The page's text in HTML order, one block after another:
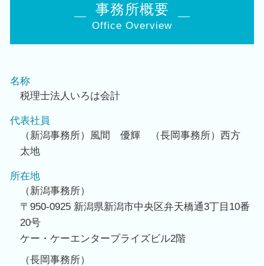
事務所概要
Office Overview
名称
税理士法人いろは会計
代表社員
（新潟事務所）風間 優輝 （長岡事務所）西方
太地
所在地
（新潟事務所）
〒950-0925 新潟県新潟市中央区弁天橋通3丁目10番
20号
ケー・ケーエンタープライズビル2階
（長岡事務所）